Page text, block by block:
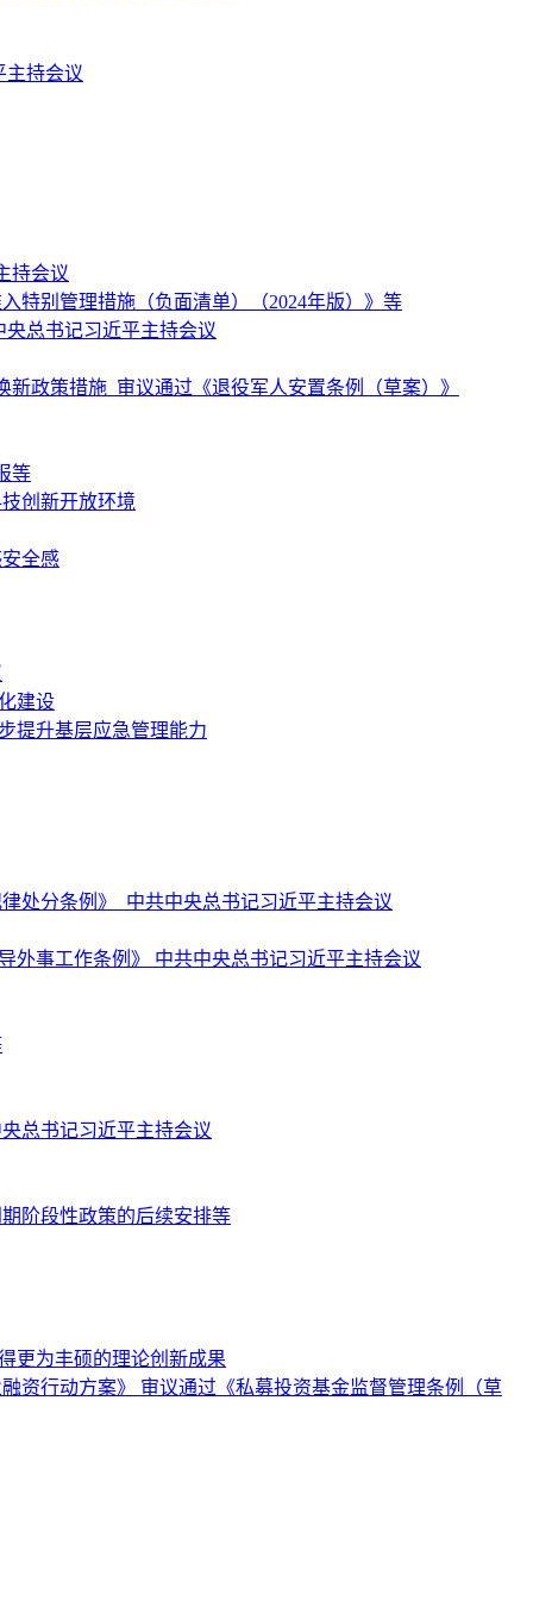
主持会议
持会议
特别管理措施（负面清单）（2024年版）》等
总书记习近平主持会议
政策措施 审议通过《退役军人安置条例（草案）》
等
创新开放环境
全感
建设
提升基层应急管理能力
处分条例》 中共中央总书记习近平主持会议
外事工作条例》 中共中央总书记习近平主持会议
总书记习近平主持会议
阶段性政策的后续安排等
更为丰硕的理论创新成果
资行动方案》 审议通过《私募投资基金监督管理条例（草